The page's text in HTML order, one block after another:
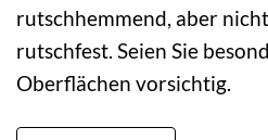
rutschhemmend, aber
rutschfest. Seien Sie
Oberflächen vorsichtig.